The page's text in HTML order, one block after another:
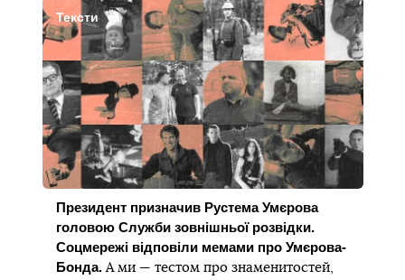
Тексти
Президент призначив Рустема Умєрова
головою Служби зовнішньої розвідки.
Соцмережі відповіли мемами про Умєрова-
Бонда.А ми — тестом про знаменитостей,